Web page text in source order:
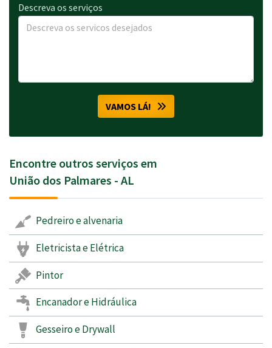
Descreva os serviços
VAMOS LÁ!
Encontre outros serviços em
União dos Palmares - AL
Pedreiro e alvenaria
Eletricista e Elétrica
Pintor
Encanador e Hidráulica
Gesseiro e Drywall